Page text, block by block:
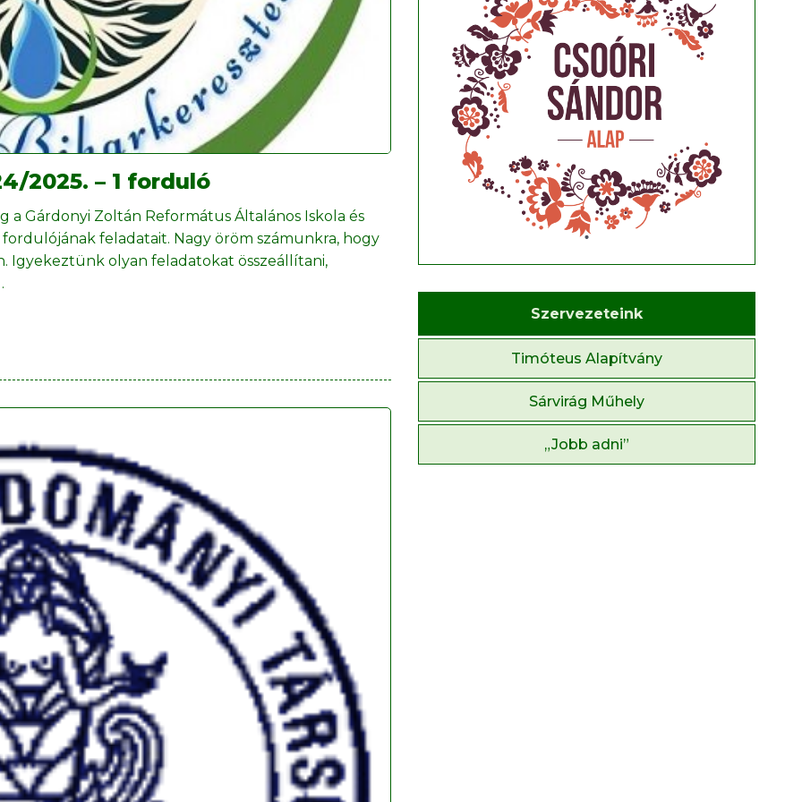
2025. – 1 forduló
Gárdonyi Zoltán Református Általános Iskola és
feladatait. Nagy öröm számunkra, hogy
Igyekeztünk olyan feladatokat összeállítani,
Szervezeteink
Timóteus Alapítvány
Sárvirág Műhely
„Jobb adni”